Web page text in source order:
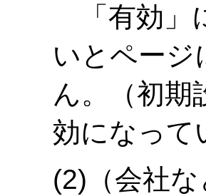
「有効」
いとページ
ん。（初期
効になって
(2)（会社